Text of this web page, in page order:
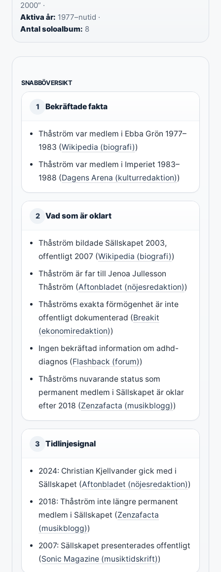
2000” ·
Aktiva år: 1977–nutid ·
Antal soloalbum: 8
SNABBÖVERSIKT
1 Bekräftade fakta
Thåström var medlem i Ebba Grön 1977–
1983 (Wikipedia (biografi))
Thåström var medlem i Imperiet 1983–
1988 (Dagens Arena (kulturredaktion))
2 Vad som är oklart
Thåström bildade Sällskapet 2003,
offentligt 2007 (Wikipedia (biografi))
Thåström är far till Jenoa Jullesson
Thåström (Aftonbladet (nöjesredaktion))
Thåströms exakta förmögenhet är inte
offentligt dokumenterad (Breakit
(ekonomiredaktion))
Ingen bekräftad information om adhd-
diagnos (Flashback (forum))
Thåströms nuvarande status som
permanent medlem i Sällskapet är oklar
efter 2018 (Zenzafacta (musikblogg))
3 Tidlinjesignal
2024: Christian Kjellvander gick med i
Sällskapet (Aftonbladet (nöjesredaktion))
2018: Thåström inte längre permanent
medlem i Sällskapet (Zenzafacta
(musikblogg))
2007: Sällskapet presenterades offentligt
(Sonic Magazine (musiktidskrift))